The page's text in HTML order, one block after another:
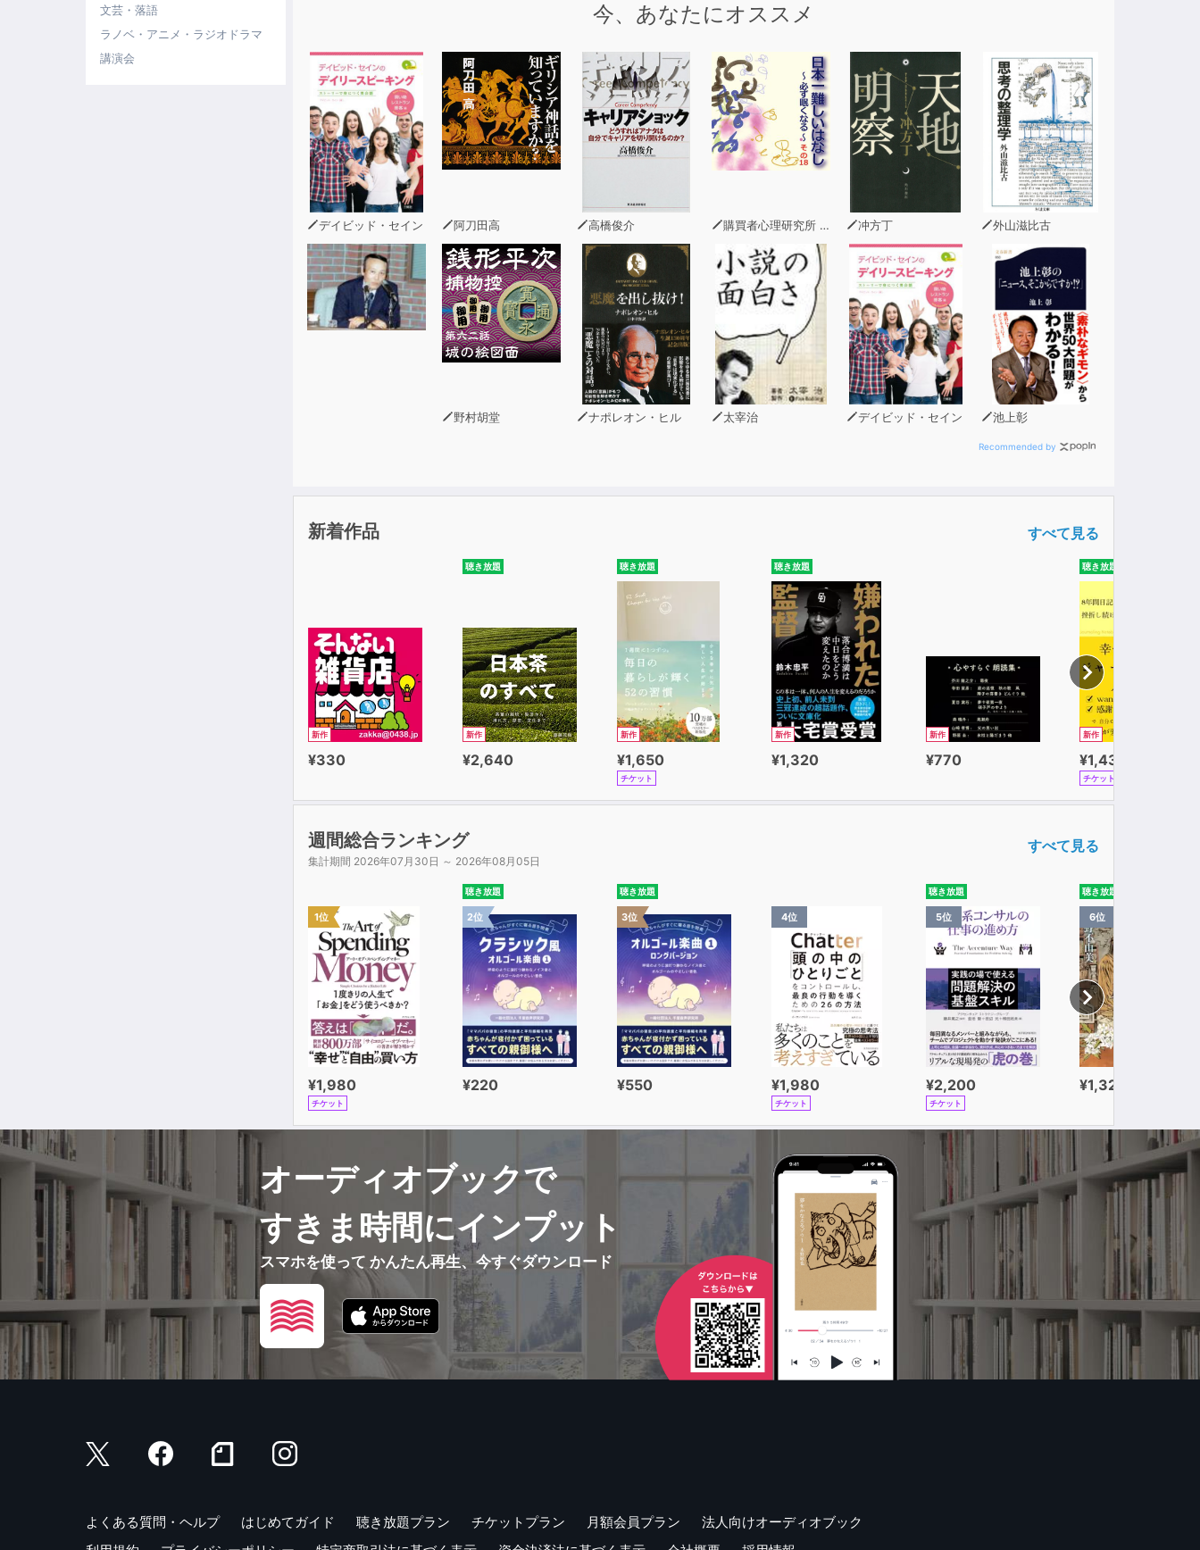
文芸・落語
ラノベ・アニメ・ラジオドラマ
講演会
今、あなたにオススメ
デイビッド・セイン 阿刀田高 高橋俊介 購買者心理研究所 株式会社モデンナ 顧問 青木幹和 冲方丁 外山滋比古
野村胡堂 ナポレオン・ヒル 太宰治 デイビッド・セイン 池上彰
Recommended by
新着作品 すべて見る
新作
¥330
聴き放題
新作
¥2,640
聴き放題
新作
¥1,650
チケット
聴き放題
新作
¥1,320
新作
¥770
聴き放題
新作
¥1,430
チケット
週間総合ランキング
集計期間 2026年07月30日 ～ 2026年08月05日
すべて見る
1位
¥1,980
チケット
聴き放題
2位
¥220
聴き放題
3位
¥550
4位
¥1,980
チケット
聴き放題
5位
¥2,200
チケット
聴き放題
6位
¥1,320
オーディオブックで
すきま時間にインプット
スマホを使って かんたん再生、今すぐダウンロード
よくある質問・ヘルプ はじめてガイド 聴き放題プラン チケットプラン 月額会員プラン
法人向けオーディオブック